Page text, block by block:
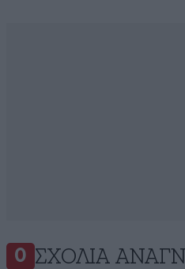
0 ΣΧΌΛΙΑ